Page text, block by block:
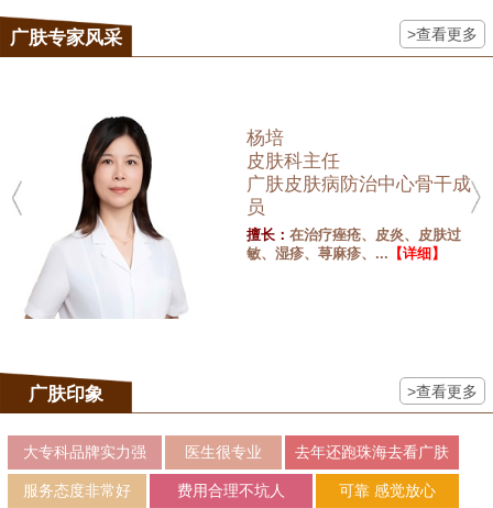
广肤专家风采 >查看更多
杨培
皮肤科主任
广肤皮肤病防治中心骨干成
员
擅长：在治疗痤疮、皮炎、皮肤过
敏、湿疹、荨麻疹、... 【详细】
广肤印象 >查看更多
大专科品牌实力强 医生很专业 去年还跑珠海去看广肤
服务态度非常好 费用合理不坑人 可靠 感觉放心